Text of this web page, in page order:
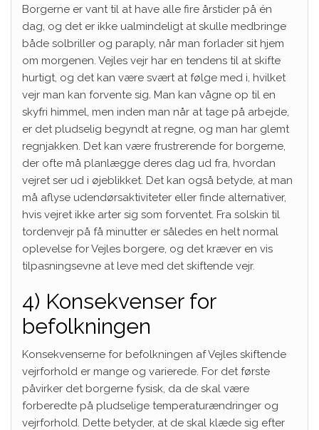
Borgerne er vant til at have alle fire årstider på én
dag, og det er ikke ualmindeligt at skulle medbringe
både solbriller og paraply, når man forlader sit hjem
om morgenen. Vejles vejr har en tendens til at skifte
hurtigt, og det kan være svært at følge med i, hvilket
vejr man kan forvente sig. Man kan vågne op til en
skyfri himmel, men inden man når at tage på arbejde,
er det pludselig begyndt at regne, og man har glemt
regnjakken. Det kan være frustrerende for borgerne,
der ofte må planlægge deres dag ud fra, hvordan
vejret ser ud i øjeblikket. Det kan også betyde, at man
må aflyse udendørsaktiviteter eller finde alternativer,
hvis vejret ikke arter sig som forventet. Fra solskin til
tordenvejr på få minutter er således en helt normal
oplevelse for Vejles borgere, og det kræver en vis
tilpasningsevne at leve med det skiftende vejr.
4) Konsekvenser for
befolkningen
Konsekvenserne for befolkningen af Vejles skiftende
vejrforhold er mange og varierede. For det første
påvirker det borgerne fysisk, da de skal være
forberedte på pludselige temperaturændringer og
vejrforhold. Dette betyder, at de skal klæde sig efter